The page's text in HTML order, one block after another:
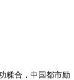
糅合，中国都市励